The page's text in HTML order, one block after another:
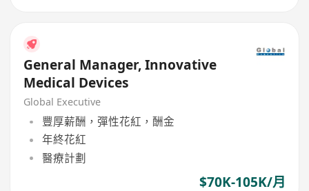
General Manager, Innovative
Medical Devices
Global Executive
豐厚薪酬，彈性花紅，酬金
年終花紅
醫療計劃
$70K-105K/月